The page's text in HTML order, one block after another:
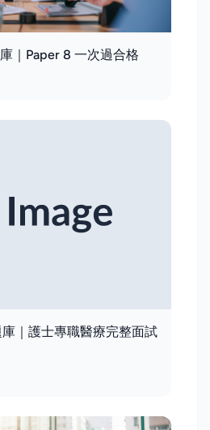
｜Paper 8 一次過合格
｜護士專職醫療完整面試